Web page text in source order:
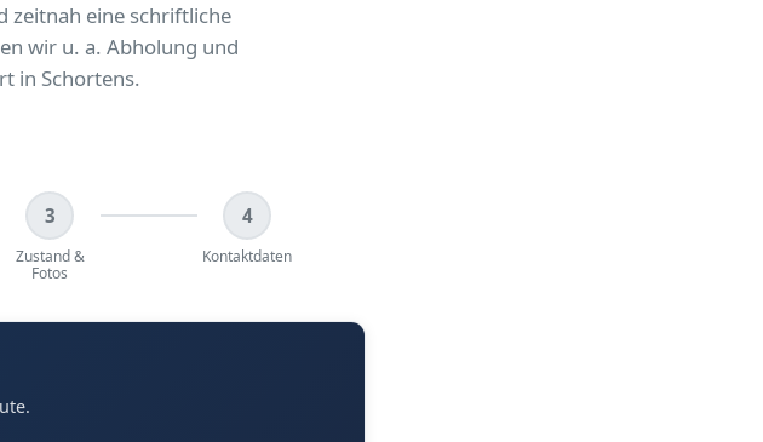
zeitnah eine schriftliche
wir u. a. Abholung und
in Schortens.
3
Zustand &
Fotos
4
Kontaktdaten